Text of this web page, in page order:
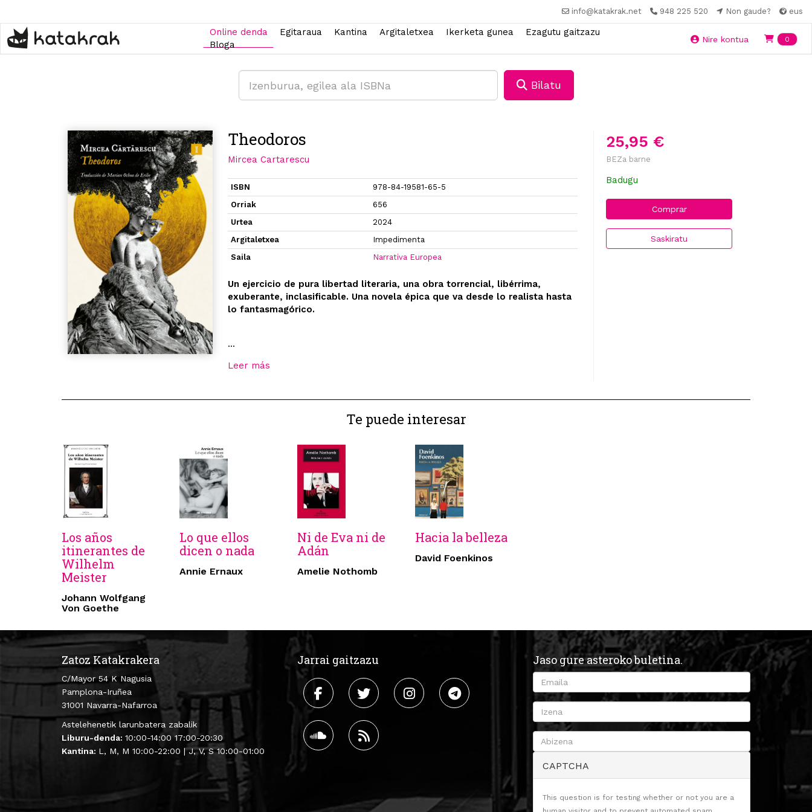
main
content
info@katakrak.net 948 225 520 Non gaude? eus
Online denda Egitaraua Kantina Argitaletxea Ikerketa gunea
Ezagutu gaitzazu
Bloga
Nire kontua 0
Bilatu
25,95 €
BEZa barne
Badugu
Comprar
Saskiratu
Theodoros
Mircea Cartarescu
ISBN
978-84-19581-65-5
Orriak
656
Urtea
2024
Argitaletxea
Impedimenta
Saila
Narrativa Europea
Un ejercicio de pura libertad literaria, una obra torrencial, libérrima,
exuberante, inclasificable. Una novela épica que va desde lo realista hasta
lo fantasmagórico.
...
Leer más
Te puede interesar
Los años
itinerantes de
Wilhelm
Meister
Johann Wolfgang
Von Goethe
Lo que ellos
dicen o nada
Annie Ernaux
Ni de Eva ni de
Adán
Amelie Nothomb
Hacia la belleza
David Foenkinos
Zatoz Katakrakera
C/Mayor 54 K Nagusia
Pamplona-Iruñea
31001 Navarra-Nafarroa
Astelehenetik larunbatera zabalik
Liburu-denda: 10:00-14:00 17:00-20:30
Kantina: L, M, M 10:00-22:00 | J, V, S 10:00-01:00
Jarrai gaitzazu Jaso gure asteroko buletina.
CAPTCHA
This question is for testing whether or not you are a